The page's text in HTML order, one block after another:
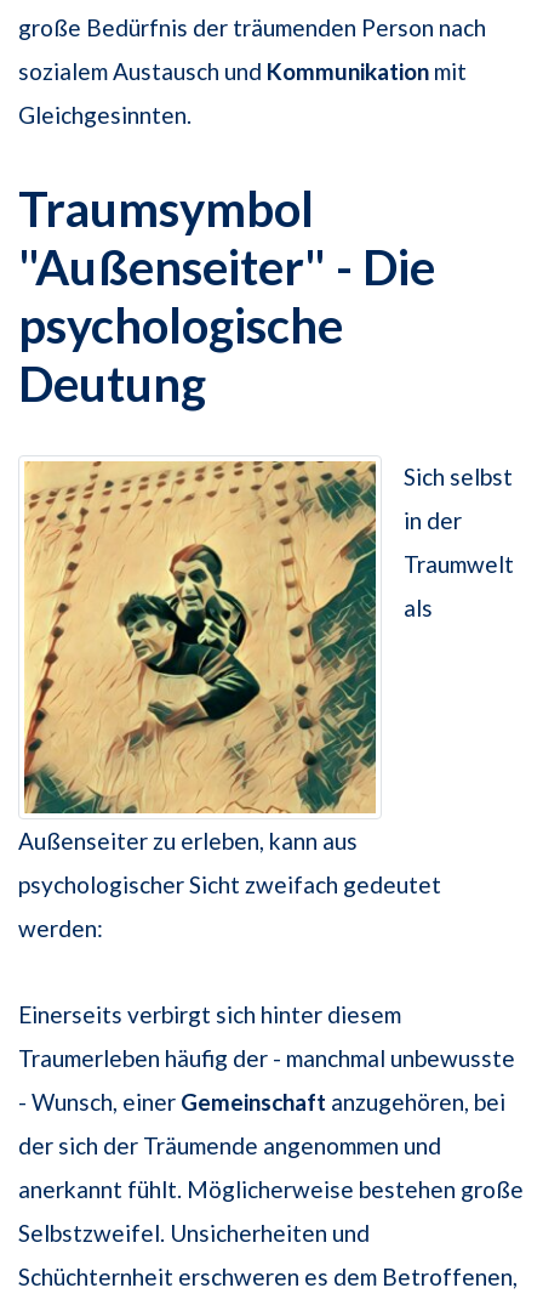
große Bedürfnis der träumenden Person nach
sozialem Austausch und Kommunikation mit
Gleichgesinnten.
Traumsymbol
"Außenseiter" - Die
psychologische
Deutung
Sich selbst
in der
Traumwelt
als
Außenseiter zu erleben, kann aus
psychologischer Sicht zweifach gedeutet
werden:
Einerseits verbirgt sich hinter diesem
Traumerleben häufig der - manchmal unbewusste
- Wunsch, einer Gemeinschaft anzugehören, bei
der sich der Träumende angenommen und
anerkannt fühlt. Möglicherweise bestehen große
Selbstzweifel. Unsicherheiten und
Schüchternheit erschweren es dem Betroffenen,